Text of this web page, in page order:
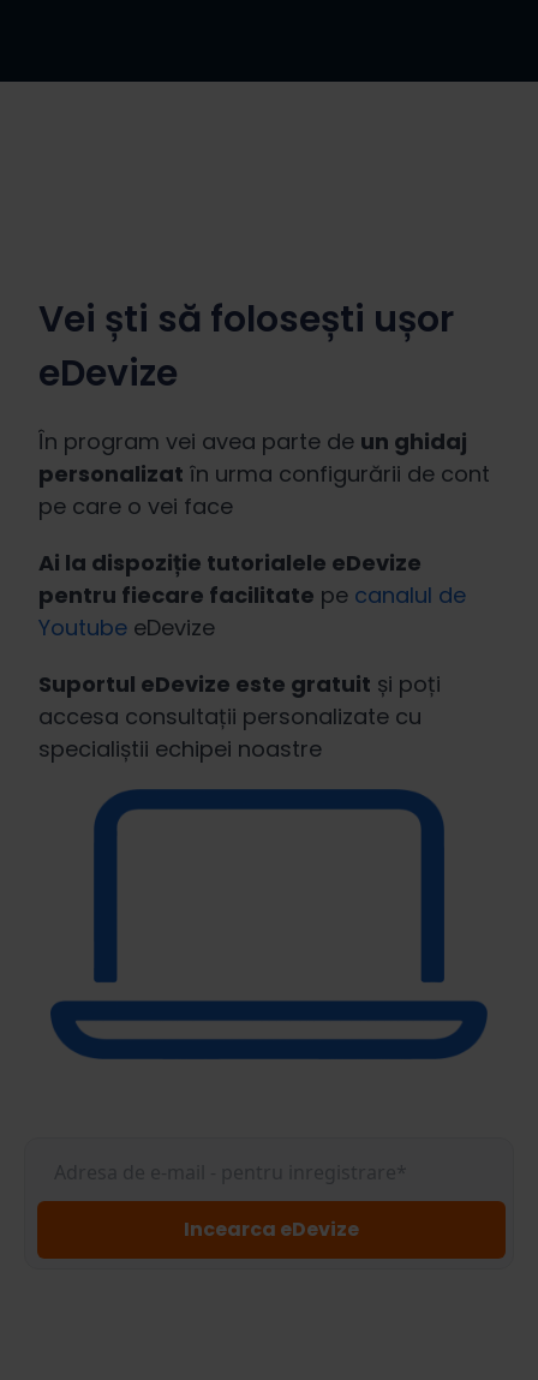
Vei ști să folosești ușor
eDevize
În program vei avea parte de un ghidaj
personalizat în urma configurării de cont
pe care o vei face
Ai la dispoziție tutorialele eDevize
pentru fiecare facilitate pe canalul de
Youtube eDevize
Suportul eDevize este gratuit și poți
accesa consultații personalizate cu
specialiștii echipei noastre